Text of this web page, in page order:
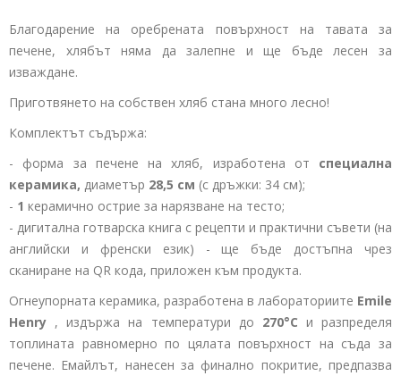
Благодарение на оребрената повърхност на тавата за
печене, хлябът няма да залепне и ще бъде лесен за
изваждане.
Приготвянето на собствен хляб стана много лесно!
Комплектът съдържа:
- форма за печене на хляб, изработена от специална
керамика, диаметър 28,5 см (с дръжки: 34 см);
- 1 керамично острие за нарязване на тесто;
- дигитална готварска книга с рецепти и практични съвети (на
английски и френски език) - ще бъде достъпна чрез
сканиране на QR кода, приложен към продукта.
Огнеупорната керамика, разработена в лабораториите Emile
Henry , издържа на температури до 270°C и разпределя
топлината равномерно по цялата повърхност на съда за
печене. Емайлът, нанесен за финално покритие, предпазва